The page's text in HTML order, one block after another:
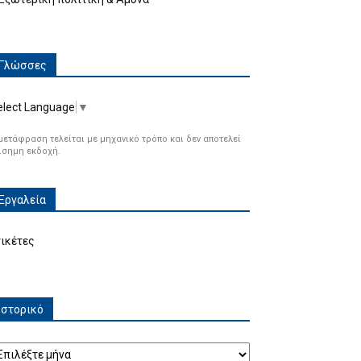
Γλώσσες
Language ▼
τελείται με μηχανικό τρόπο και δεν αποτελεί
εκδοχή.
Εργαλεία
Ιστορικό